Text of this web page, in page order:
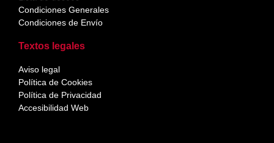
Condiciones Generales
Condiciones de Envío
Textos legales
Aviso legal
Política de Cookies
Política de Privacidad
Accesibilidad Web